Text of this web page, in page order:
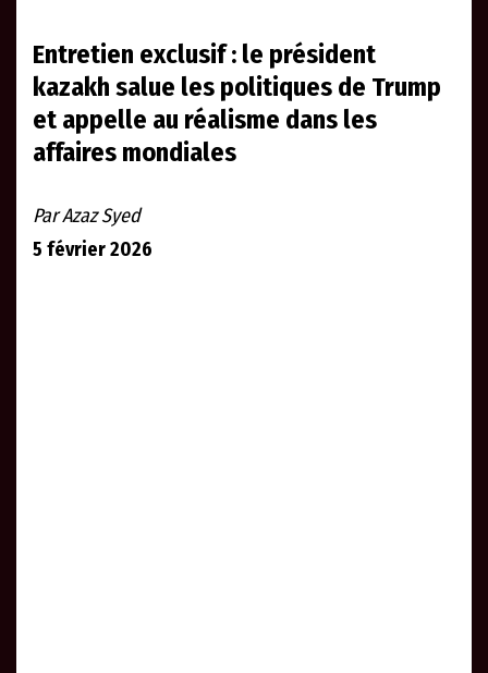
Entretien exclusif : le président
kazakh salue les politiques de Trump
et appelle au réalisme dans les
affaires mondiales
Par Azaz Syed
5 février 2026